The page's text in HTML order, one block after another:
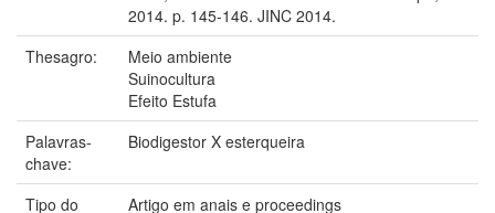
2014. p. 145-146. JINC 2014.
Thesagro:
Meio ambiente
Suinocultura
Efeito Estufa
Palavras-
chave:
Biodigestor X esterqueira
Tipo do
Artigo em anais e proceedings